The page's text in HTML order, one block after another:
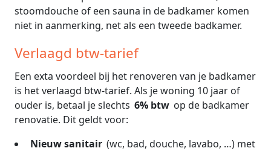
stoomdouche of een sauna in de badkamer komen
niet in aanmerking, net als een tweede badkamer.
Verlaagd btw-tarief
Een exta voordeel bij het renoveren van je badkamer
is het verlaagd btw-tarief. Als je woning 10 jaar of
ouder is, betaal je slechts 6% btw op de badkamer
renovatie. Dit geldt voor:
Nieuw sanitair (wc, bad, douche, lavabo, …) met